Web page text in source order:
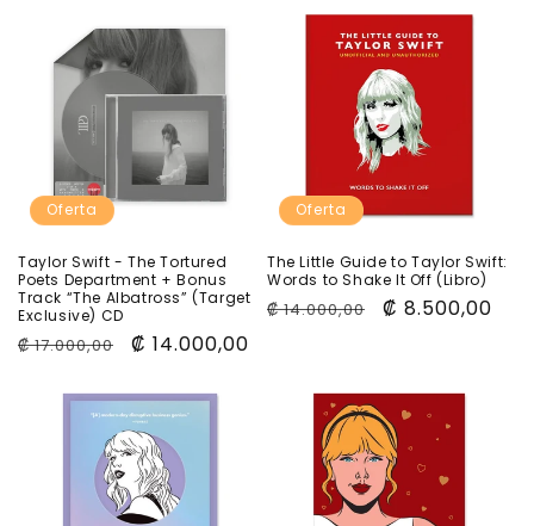
oferta
Oferta
Taylor Swift - The Tortured
Poets Department + Bonus
Track “The Albatross” (Target
Exclusive) CD
Precio
₡ 17.000,00
Precio
oferta
₡ 14.000,00
Oferta
The Little Guide to Taylor Swift:
Words to Shake It Off (Libro)
Precio
₡ 14.000,00
Precio
₡ 8.500,00